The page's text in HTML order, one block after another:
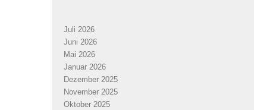
Juli 2026
Juni 2026
Mai 2026
Januar 2026
Dezember 2025
November 2025
Oktober 2025